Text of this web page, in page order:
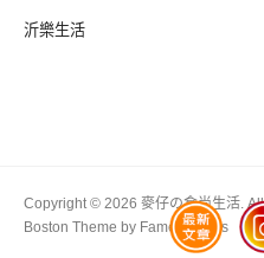
沂樂生活
Copyright © 2026 麥仔の食尚生活.
Boston Theme by FameThemes